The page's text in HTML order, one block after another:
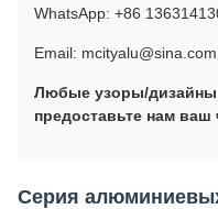
WhatsApp: +86
Email: mcityalu@sina.com
Любые узоры/дизайны
предоставьте нам
Серия